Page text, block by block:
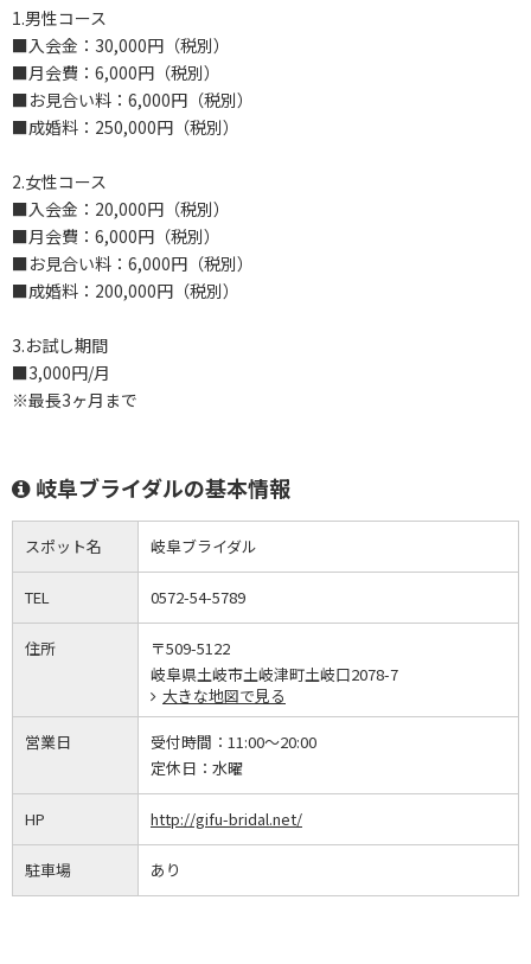
1.男性コース
■入会金：30,000円（税別）
■月会費：6,000円（税別）
■お見合い料：6,000円（税別）
■成婚料：250,000円（税別）
2.女性コース
■入会金：20,000円（税別）
■月会費：6,000円（税別）
■お見合い料：6,000円（税別）
■成婚料：200,000円（税別）
3.お試し期間
■3,000円/月
※最長3ヶ月まで
岐阜ブライダルの基本情報
スポット名 岐阜ブライダル
TEL 0572-54-5789
住所
〒509-5122
岐阜県土岐市土岐津町土岐口2078-7
大きな地図で見る
営業日 受付時間： 11:00～20:00
定休日： 水曜
HP http://gifu-bridal.net/
駐車場 あり